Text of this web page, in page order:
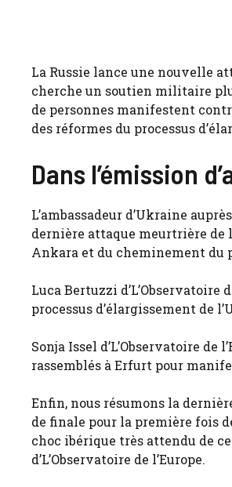
La Russie lance une nouvelle
cherche un soutien militaire
de personnes manifestent
des réformes du processus
Dans l’émission
L’ambassadeur d’Ukraine
dernière attaque meurtrière de
Ankara et du cheminement du
Luca Bertuzzi
processus d’élargissement de
Sonja Issel d’L’Observatoire
rassemblés à Erfurt pour
Enfin, nous résumons la
de finale pour la première fois
choc ibérique très attendu de
d’L’Observatoire de l’Europe.